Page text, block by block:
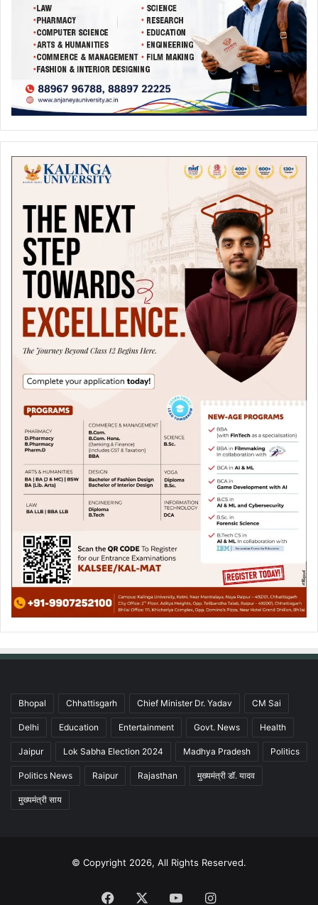
Bhopal Chhattisgarh Chief Minister Dr. Yadav CM Sai
Delhi Education Entertainment Govt. News Health
Jaipur Lok Sabha Election 2024 Madhya Pradesh Politics
Politics News Raipur Rajasthan मुख्यमंत्री डॉ. यादव
मुख्यमंत्री साय
© Copyright 2026, All Rights Reserved.
Facebook YouTubeInstagram